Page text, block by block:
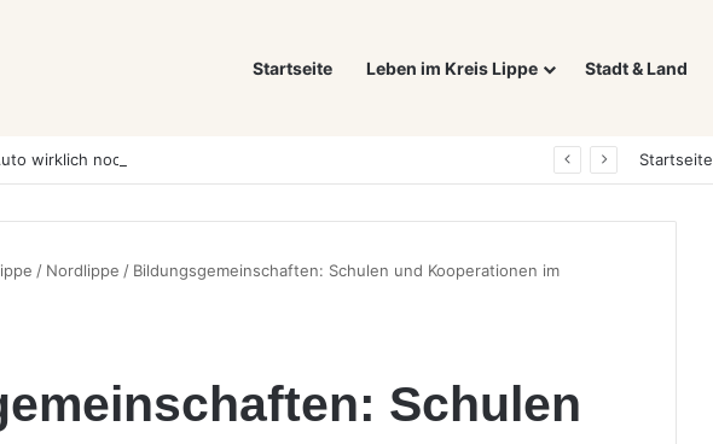
Startseite Leben im Kreis Lippe Stadt & Land
Startseite
/ Nordlippe / Bildungsgemeinschaften: Schulen und Kooperationen im
Schulen